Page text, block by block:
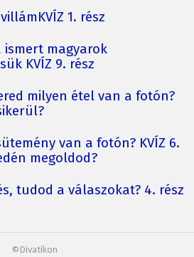
1. rész
ismert magyarok
KVÍZ 9. rész
milyen étel van a fotón?
van a fotón? KVÍZ 6.
megoldod?
tudod a válaszokat? 4. rész
©Divatikon